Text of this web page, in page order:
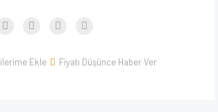
Fiyatı Düşünce Haber Ver